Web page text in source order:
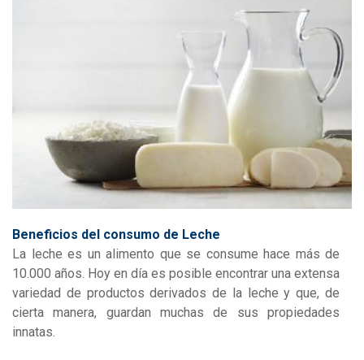
Beneficios del consumo de Leche
La leche es un alimento que se consume hace más de
10.000 años. Hoy en día es posible encontrar una extensa
variedad de productos derivados de la leche y que, de
cierta manera, guardan muchas de sus propiedades
innatas.